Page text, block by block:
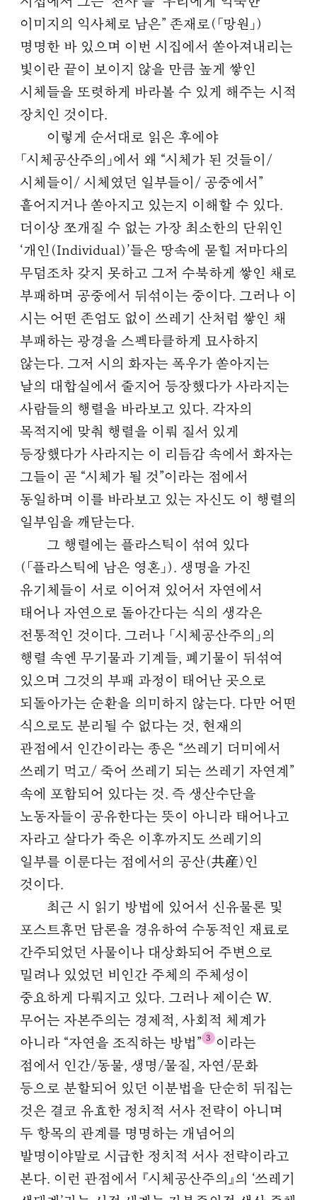
이미지의 익사체로 남은” 존재로(「망원」)
명명한 바 있으며 이번 시집에서 쏟아져내리는
빛이란 끝이 보이지 않을 만큼 높게 쌓인
시체들을 또렷하게 바라볼 수 있게 해주는 시적
장치인 것이다.
이렇게 순서대로 읽은 후에야
「시체공산주의」에서 왜 “시체가 된 것들이/
시체들이/ 시체였던 일부들이/ 공중에서”
흩어지거나 쏟아지고 있는지 이해할 수 있다.
더이상 쪼개질 수 없는 가장 최소한의 단위인
‘개인(Individual)’들은 땅속에 묻힐 저마다의
무덤조차 갖지 못하고 그저 수북하게 쌓인 채로
부패하며 공중에서 뒤섞이는 중이다. 그러나 이
시는 어떤 존엄도 없이 쓰레기 산처럼 쌓인 채
부패하는 광경을 스펙타클하게 묘사하지
않는다. 그저 시의 화자는 폭우가 쏟아지는
날의 대합실에서 줄지어 등장했다가 사라지는
사람들의 행렬을 바라보고 있다. 각자의
목적지에 맞춰 행렬을 이뤄 질서 있게
등장했다가 사라지는 이 리듬감 속에서 화자는
그들이 곧 “시체가 될 것”이라는 점에서
동일하며 이를 바라보고 있는 자신도 이 행렬의
일부임을 깨닫는다.
그 행렬에는 플라스틱이 섞여 있다
(「플라스틱에 남은 영혼」). 생명을 가진
유기체들이 서로 이어져 있어서 자연에서
태어나 자연으로 돌아간다는 식의 생각은
전통적인 것이다. 그러나 「시체공산주의」의
행렬 속엔 무기물과 기계들, 폐기물이 뒤섞여
있으며 그것의 부패 과정이 태어난 곳으로
되돌아가는 순환을 의미하지 않는다. 다만 어떤
식으로도 분리될 수 없다는 것, 현재의
관점에서 인간이라는 종은 “쓰레기 더미에서
쓰레기 먹고/ 죽어 쓰레기 되는 쓰레기 자연계”
속에 포함되어 있다는 것. 즉 생산수단을
노동자들이 공유한다는 뜻이 아니라 태어나고
자라고 살다가 죽은 이후까지도 쓰레기의
일부를 이룬다는 점에서의 공산(共産)인
것이다.
최근 시 읽기 방법에 있어서 신유물론 및
포스트휴먼 담론을 경유하여 수동적인 재료로
간주되었던 사물이나 대상화되어 주변으로
밀려나 있었던 비인간 주체의 주체성이
중요하게 다뤄지고 있다. 그러나 제이슨 W.
무어는 자본주의는 경제적, 사회적 체계가
아니라 “자연을 조직하는 방법” 3
이라는
점에서 인간/동물, 생명/물질, 자연/문화
등으로 분할되어 있던 이분법을 단순히 뒤집는
것은 결코 유효한 정치적 서사 전략이 아니며
두 항목의 관계를 명명하는 개념어의
발명이야말로 시급한 정치적 서사 전략이라고
본다. 이런 관점에서 『시체공산주의』의 ‘쓰레기